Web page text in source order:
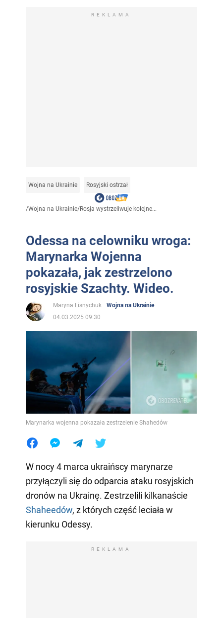
REKLAMA
Wojna na Ukrainie Rosyjski ostrzał
/Wojna na Ukrainie/Rosja wystrzeliwuje kolejne...
Odessa na celowniku wroga:
Marynarka Wojenna
pokazała, jak zestrzelono
rosyjskie Szachty. Wideo.
Maryna Lisnychuk
Wojna na Ukrainie
04.03.2025 09:30
Marynarka wojenna pokazała zestrzelenie Shahedów
W nocy 4 marca ukraińscy marynarze
przyłączyli się do odparcia ataku rosyjskich
dronów na Ukrainę. Zestrzelili kilkanaście
Shaheedów, z których część leciała w
kierunku Odessy.
REKLAMA